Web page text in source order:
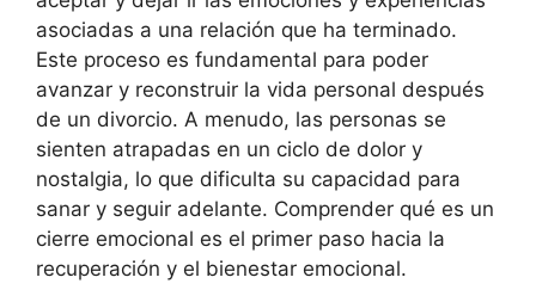
asociadas a una relación que ha terminado.
Este proceso es fundamental para poder
avanzar y reconstruir la vida personal después
de un divorcio. A menudo, las personas se
sienten atrapadas en un ciclo de dolor y
nostalgia, lo que dificulta su capacidad para
sanar y seguir adelante. Comprender qué es un
cierre emocional es el primer paso hacia la
recuperación y el bienestar emocional.